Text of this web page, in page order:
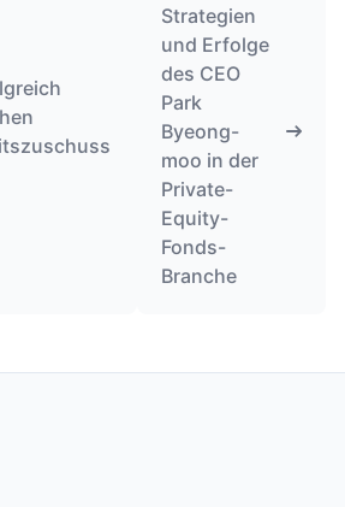
Strategien
und Erfolge
des CEO
Park
Byeong-
moo in der
Private-
Equity-
Fonds-
Branche